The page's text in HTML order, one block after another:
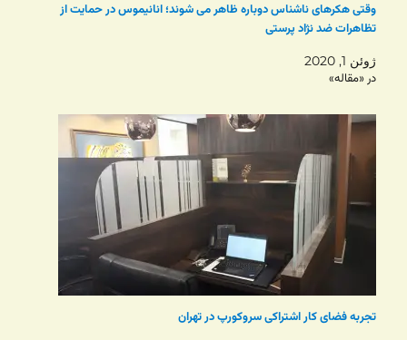
وقتی هکرهای ناشناس دوباره ظاهر می شوند؛ انانیموس در حمایت از
تظاهرات ضد نژاد پرستی
ژوئن 1, 2020
در «مقاله»
تجربه فضای کار اشتراکی سروکورپ در تهران